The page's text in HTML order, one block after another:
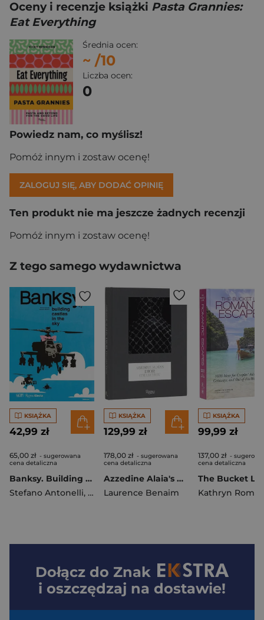
Oceny i recenzje książki Pasta Grannies:
Eat Everything
Średnia ocen:
~ /10
Liczba ocen:
0
Powiedz nam, co myślisz!
Pomóż innym i zostaw ocenę!
ZALOGUJ SIĘ, ABY DODAĆ OPINIĘ
Ten produkt nie ma jeszcze żadnych recenzji
Pomóż innym i zostaw ocenę!
Z tego samego wydawnictwa
KSIĄŻKA
42,99 zł
65,00 zł - sugerowana
cena detaliczna
Banksy. Building Castles in the Sky
Stefano Antonelli, Marziani Gianluca
KSIĄŻKA
129,99 zł
178,00 zł - sugerowana
cena detaliczna
Azzedine Alaia's Dior Collection
Laurence Benaim
KSIĄŻKA
99,99 zł
137,00 zł -
cena detaliczna
Kathryn
Dołącz do Znak
i oszczędzaj na dostawie!